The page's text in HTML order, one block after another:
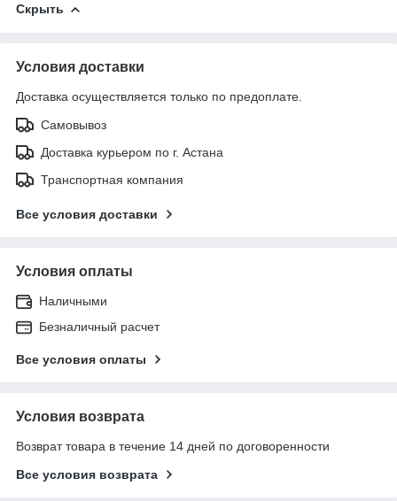
Скрыть
Условия доставки
Доставка осуществляется только по предоплате.
Самовывоз
Доставка курьером по г. Астана
Транспортная компания
Все условия доставки
Условия оплаты
Наличными
Безналичный расчет
Все условия оплаты
Условия возврата
Возврат товара в течение 14 дней по договоренности
Все условия возврата